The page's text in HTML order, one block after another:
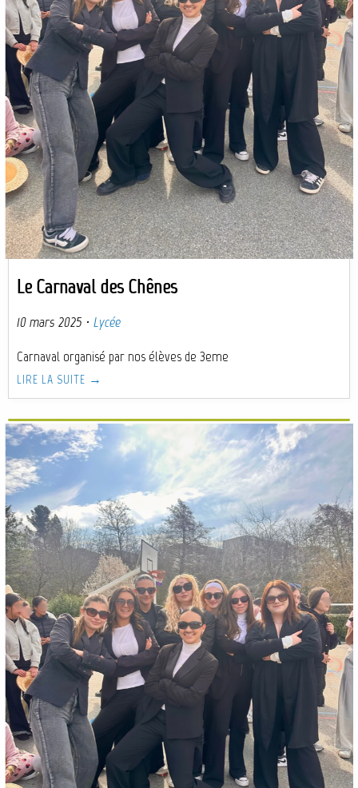
Le Carnaval des Chênes
10 mars 2025 · Lycée
Carnaval organisé par nos élèves de 3eme
LIRE LA SUITE →